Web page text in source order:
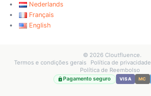
Nederlands
Français
English
© 2026 Cloutfluence.
Termos e condições gerais
Política de privacidade
Política de Reembolso
Pagamento seguro VISA MC